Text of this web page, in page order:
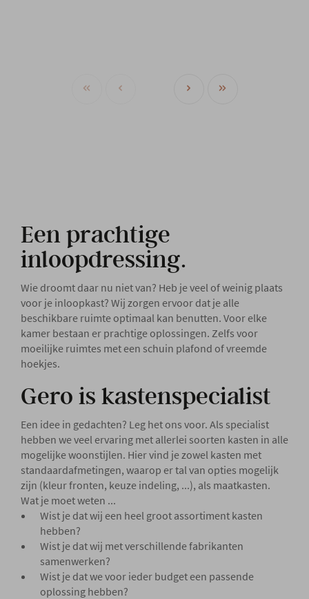
Een prachtige
inloopdressing.
Wie droomt daar nu niet van? Heb je veel of weinig plaats
voor je inloopkast? Wij zorgen ervoor dat je alle
beschikbare ruimte optimaal kan benutten. Voor elke
kamer bestaan er prachtige oplossingen. Zelfs voor
moeilijke ruimtes met een schuin plafond of vreemde
hoekjes.
Gero is kastenspecialist
Een idee in gedachten? Leg het ons voor. Als specialist
hebben we veel ervaring met allerlei soorten kasten in alle
mogelijke woonstijlen. Hier vind je zowel kasten met
standaardafmetingen, waarop er tal van opties mogelijk
zijn (kleur fronten, keuze indeling, ...), als maatkasten.
Wat je moet weten ...
Wist je dat wij een heel groot assortiment kasten
hebben?
Wist je dat wij met verschillende fabrikanten
samenwerken?
Wist je dat we voor ieder budget een passende
oplossing hebben?